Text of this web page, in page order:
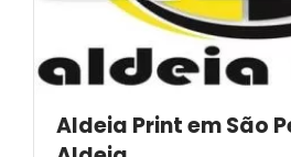
Aldeia Print em São